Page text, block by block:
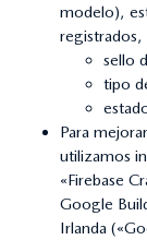
modelo),
sello
tipo
Para
utilizamos
«Firebase
Google
Irlanda